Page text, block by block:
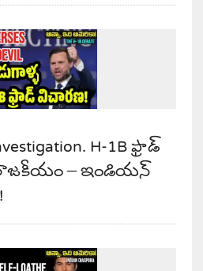
H-1B ఫ్రాడ్
– ఇండియన్